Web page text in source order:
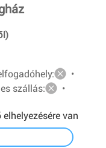
•
szállás:
•
van
egyszerű
teljesen